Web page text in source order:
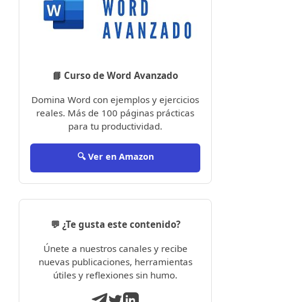
📘 Curso de Word Avanzado
Domina Word con ejemplos y ejercicios
reales. Más de 100 páginas prácticas
para tu productividad.
🔍 Ver en Amazon
💬 ¿Te gusta este contenido?
Únete a nuestros canales y recibe
nuevas publicaciones, herramientas
útiles y reflexiones sin humo.